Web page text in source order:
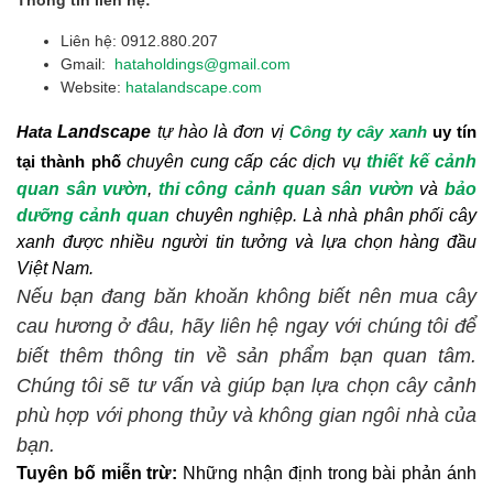
Liên hệ: 0912.880.207
Gmail: hataholdings@gmail.com
Website: hatalandscape.com
Hata Landscape tự hào là đơn vị Công ty cây xanh uy tín
tại thành phốchuyên cung cấp các dịch vụthiết kế cảnh
quan sân vườn, thi công cảnh quan sân vườn vàbảo
dưỡng cảnh quan chuyên nghiệp. Là nhà phân phối cây
xanh được nhiều người tin tưởng và lựa chọn hàng đầu
Việt Nam.
Nếu bạn đang băn khoăn không biết nên mua cây
cau hương ở đâu, hãy liên hệ ngay với chúng tôi để
biết thêm thông tin về sản phẩm bạn quan tâm.
Chúng tôi sẽ tư vấn và giúp bạn lựa chọn cây cảnh
phù hợp với phong thủy và không gian ngôi nhà của
bạn.
Tuyên bố miễn trừ: Những nhận định trong bài phản ánh